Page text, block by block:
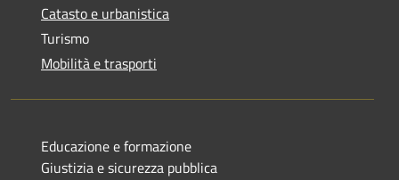
Catasto e urbanistica
Turismo
Mobilità e trasporti
Educazione e formazione
Giustizia e sicurezza pubblica